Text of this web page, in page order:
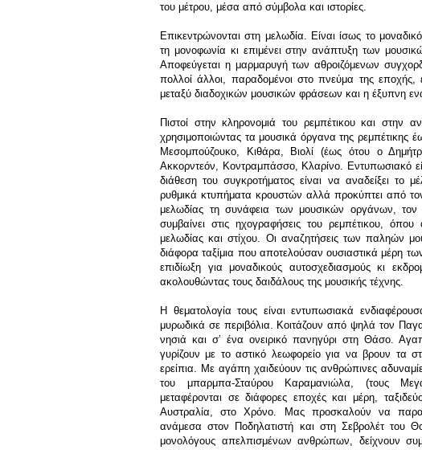
του μέτρου, μέσα από σύμβολα και ιστορίες.
Επικεντρώνονται στη μελωδία. Είναι ίσως το
τη μονοφωνία κι επιμένει στην ανάπτυξη των
Αποφεύγεται η μαρμαρυγή των αθροιζόμενων
πολλοί άλλοι, παραδομένοι στο πνεύμα της εποχής,
μεταξύ διαδοχικών μουσικών φράσεων και η έξυπνη
Πιστοί στην κληρονομιά του ρεμπέτικου και στην
χρησιμοποιώντας τα μουσικά όργανα της ρεμπέτικης
Μεσομπούζουκο, Κιθάρα, Βιολί (έως ότου ο
Ακκορντεόν, Κοντραμπάσσο, Κλαρίνο. Εντυπωσιακό
διάθεση του συγκροτήματος είναι να αναδείξει το
ρυθμικά κτυπήματα κρουστών αλλά προκύπτει από
μελωδίας τη συνάφεια των μουσικών οργάνων,
συμβαίνει στις ηχογραφήσεις του ρεμπέτικου,
μελωδίας και στίχου. Οι αναζητήσεις των παληών
διάφορα ταξίμια που αποτελούσαν ουσιαστικά μέρη
επιδίωξη για μοναδικούς αυτοσχεδιασμούς κι
ακολουθώντας τους δαιδάλους της μουσικής τέχνης.
Η θεματολογία τους είναι εντυπωσιακά
μυρωδικά σε περιβόλια. Κοιτάζουν από ψηλά τον
νησιά και σ’ ένα ονειρικό πανηγύρι στη Θάσο.
γυρίζουν με το αστικό λεωφορείο για να βρουν τα
ερείπια. Με αγάπη χαιδεύουν τις ανθρώπινες
του μπαρμπα-Σταύρου Καραμανιώλα, (τους
μεταφέρονται σε διάφορες εποχές και μέρη,
Αυστραλία, στο Χρόνο. Μας προσκαλούν να
ανάμεσα στον Ποδηλατιστή και στη Σεβρολέτ του
μονολόγους απελπισμένων ανθρώπων, δείχνουν